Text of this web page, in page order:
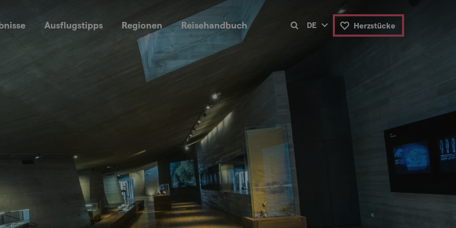
Ausflugstipps Regionen Reisehandbuch DE Herzstücke